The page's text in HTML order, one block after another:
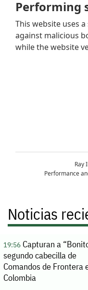
Noticias
19:56Capturan a
segundo cabecilla de
Comandos de Frontera
Colombia